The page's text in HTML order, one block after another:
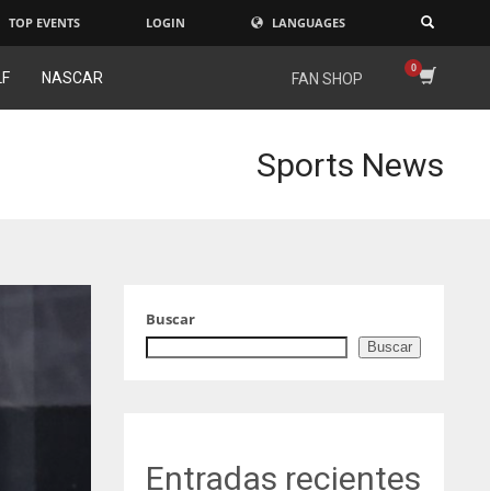
TOP EVENTS LOGIN LANGUAGES
NASCAR FAN SHOP
Sports News
Buscar
Buscar
Entradas recientes